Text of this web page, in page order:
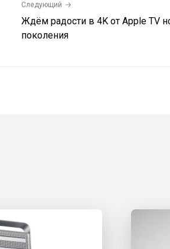
Следующий
Ждём радости в 4K от Apple TV
поколения